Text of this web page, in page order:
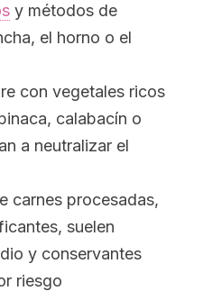
y métodos de
el horno o el
con vegetales ricos
calabacín o
a neutralizar el
carnes procesadas,
suelen
y conservantes
riesgo